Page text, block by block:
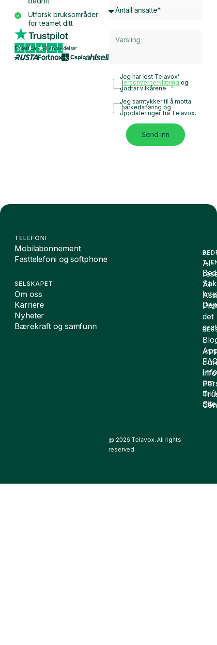
Utforsk bruksområder
for teamet ditt
Basert på 430 anmeldelser
Jeg har lest Telavox'
personvernerklæring og
godtar vilkårene.
Jeg samtykker til å motta
markedsføring og
oppdateringer fra Telavox.
Send inn
TELEFONI
Mobilabonnement
Fasttelefoni og softphone
SELSKAPET
Om oss
Karriere
Nyheter
Bærekraft og samfunn
om
drift
AI
AI-
AI
det
@ 2026 Telavox. All rights
reserved.